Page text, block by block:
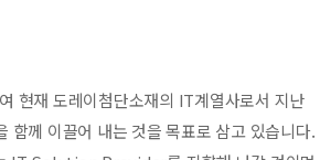
현재 도레이첨단소재의 IT계열사로서 지난
함께 이끌어 내는 것을 목표로 삼고 있습니다.